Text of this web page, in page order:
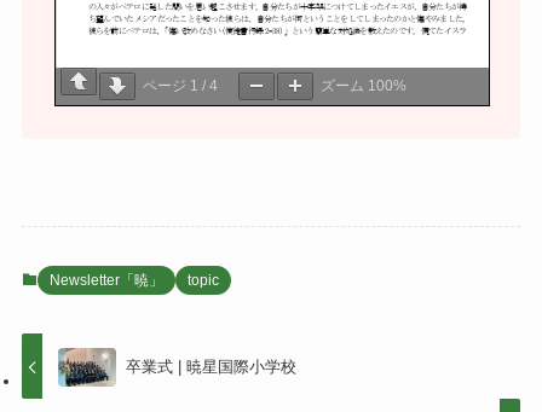
ページ 1 / 4 ズーム 100%
Newsletter「暁」 topic
卒業式 | 暁星国際小学校